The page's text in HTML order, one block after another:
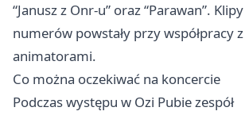
“Janusz z Onr-u” oraz “Parawan”.
numerów powstały przy współpracy
animatorami.
Co można oczekiwać na koncercie
Podczas występu w Ozi Pubie zespół